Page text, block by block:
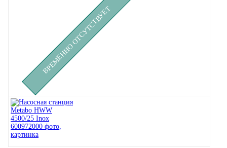
ВРЕМЕННО ОТСУТСТВУЕТ